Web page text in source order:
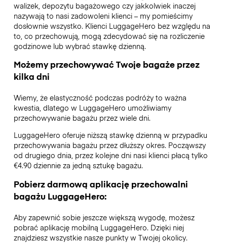
walizek, depozytu bagażowego czy jakkolwiek inaczej
nazywają to nasi zadowoleni klienci – my pomieścimy
dosłownie wszystko. Klienci LuggageHero bez względu na
to, co przechowują, mogą zdecydować się na rozliczenie
godzinowe lub wybrać stawkę dzienną.
Możemy przechowywać Twoje bagaże przez
kilka dni
Wiemy, że elastyczność podczas podróży to ważna
kwestia, dlatego w LuggageHero umożliwiamy
przechowywanie bagażu przez wiele dni.
LuggageHero oferuje niższą stawkę dzienną w przypadku
przechowywania bagażu przez dłuższy okres. Począwszy
od drugiego dnia, przez kolejne dni nasi klienci płacą tylko
€4.90 dziennie za jedną sztukę bagażu.
Pobierz darmową aplikację przechowalni
bagażu LuggageHero:
Aby zapewnić sobie jeszcze większą wygodę, możesz
pobrać aplikację mobilną LuggageHero. Dzięki niej
znajdziesz wszystkie nasze punkty w Twojej okolicy.